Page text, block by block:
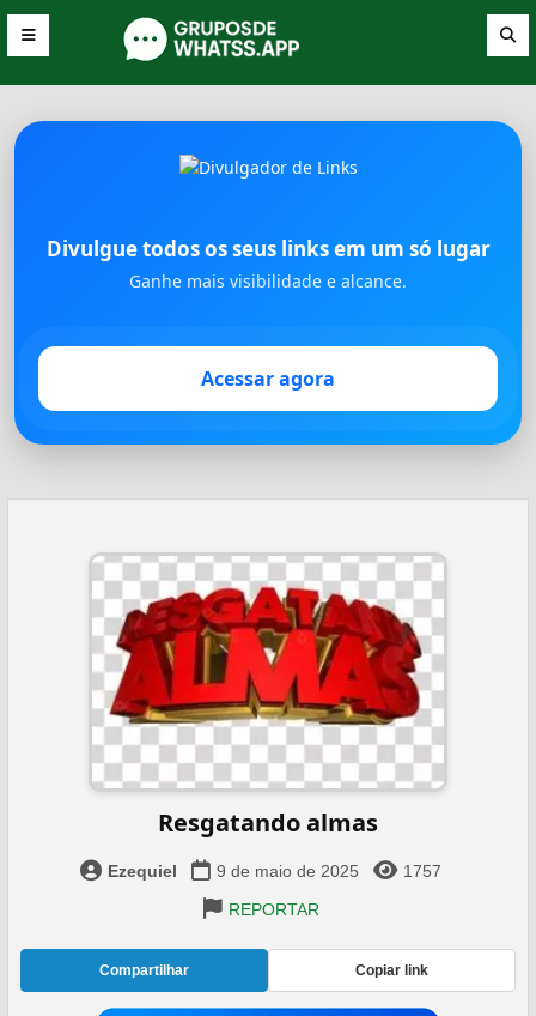
Divulgue todos os seus links em um só lugar
Ganhe mais visibilidade e alcance.
Acessar agora
Resgatando almas
Ezequiel 9 de maio de 2025
1757
REPORTAR
Compartilhar Copiar link